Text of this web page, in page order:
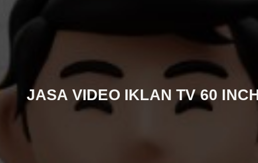
JASA VIDEO IKLAN TV 60